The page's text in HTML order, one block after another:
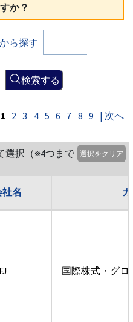
か？
ら探す
検索する
1 2 3 4 5 6 7 8 9 | 次へ
選択（※4つまで
選択をクリア
名
国際株式・グロ